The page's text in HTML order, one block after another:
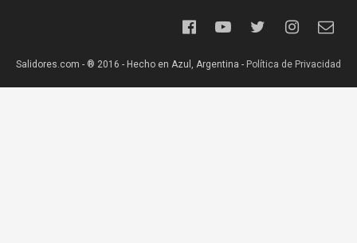
Salidores.com - ® 2016 - Hecho en Azul, Argentina - Política de Privacidad